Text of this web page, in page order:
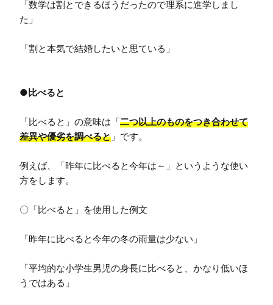
「数学は割とできるほうだったので理系に進学しまし
た」
「割と本気で結婚したいと思ている」
●比べると
「比べると」の意味は「二つ以上のものをつき合わせて
差異や優劣を調べると 」です。
例えば、「昨年に比べると今年は～」というような使い
方をします。
〇「比べると」を使用した例文
「昨年に比べると今年の冬の雨量は少ない」
「平均的な小学生男児の身長に比べると、かなり低いほ
うではある」